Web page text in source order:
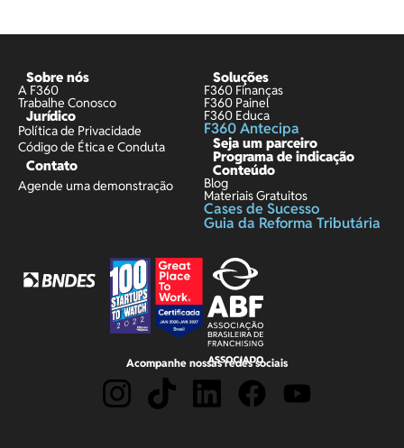
Sobre nós
A F360
Trabalhe Conosco
Jurídico
Política de Privacidade
Código de Ética e Conduta
Contato
Agende uma demonstração
Soluções
F360 Finanças
F360 Painel
F360 Educa
F360 Antecipa
Seja um parceiro
Programa de indicação
Conteúdo
Blog
Materiais Gratuitos
Cases de Sucesso
Guia da Reforma Tributária
Acompanhe nossas redes sociais